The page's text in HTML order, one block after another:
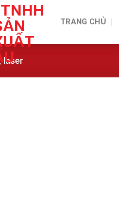
TRANG CHỦ
laser